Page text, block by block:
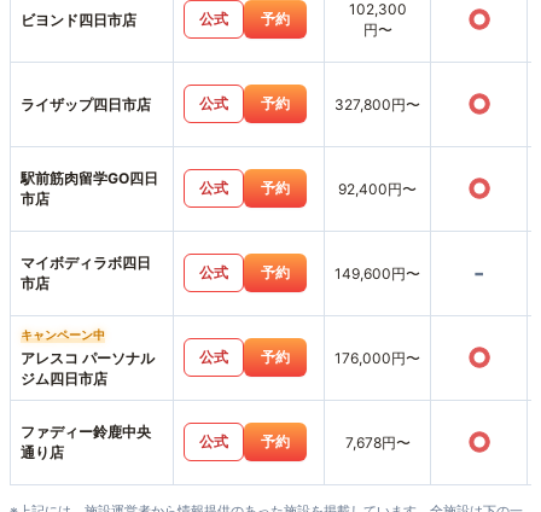
ビヨンド四日市店 公式 予約
102,300
円〜
○
ライザップ四日市店 公式 予約 327,800円〜 ○
駅前筋肉留学GO四日
市店
公式 予約 92,400円〜 ○
マイボディラボ四日
市店
公式 予約 149,600円〜 -
キャンペーン中
アレスコ パーソナル
ジム四日市店
公式 予約 176,000円〜 ○
ファディー鈴鹿中央
通り店
公式 予約 7,678円〜 ○